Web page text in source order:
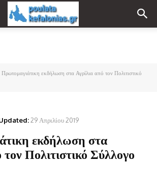
Πρωτομαγιάτικη εκδήλωση στα Αγρίλια από τον Πολιτιστικό
29 Απριλίου 2019
εκδήλωση στα
τον Πολιτιστικό Σύλλογο